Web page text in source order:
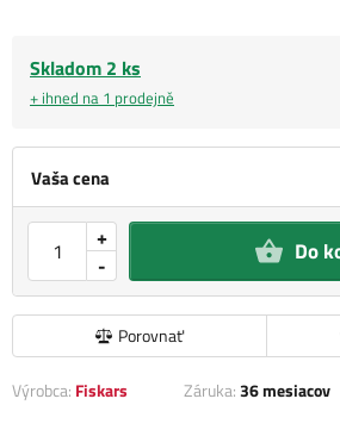
Vaša cena
-
+ Do
Porovnať
Skladom 2 ks
+ ihned na 1 prodejně
Výrobca: Fiskars Záruka:36 mesiacov